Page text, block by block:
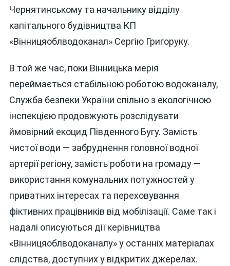
Чернятинському та начальнику відділу
капітального будівництва КП
«Вінницяоблводоканал» Сергію Григоруку.
В той же час, поки Вінницька мерія
переймається стабільною роботою водоканалу,
Служба безпеки України спільно з екологічною
інспекцією продовжують розслідувати
ймовірний екоцид Південного Бугу. Замість
чистої води — забруднення головної водної
артерії регіону, замість роботи на громаду —
використання комунальних потужностей у
приватних інтересах та переховування
фіктивних працівників від мобілізації. Саме так і
надалі описуються дії керівництва
«Вінницяоблводоканалу» у останніх матеріалах
слідства, доступних у відкритих джерелах.